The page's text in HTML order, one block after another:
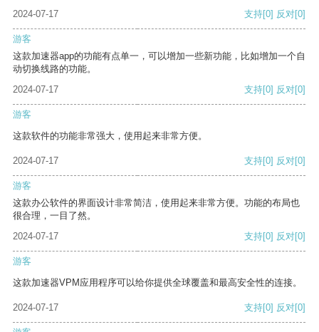
2024-07-17
支持[0] 反对[0]
游客
这款加速器app的功能有点单一，可以增加一些新功能，比如增加一个自
动切换线路的功能。
2024-07-17
支持[0] 反对[0]
游客
这款软件的功能非常强大，使用起来非常方便。
2024-07-17 支持[0] 反对[0]
游客
这款办公软件的界面设计非常简洁，使用起来非常方便。功能的布局也
很合理，一目了然。
2024-07-17
支持[0] 反对[0]
游客
这款加速器VPM应用程序可以给你提供全球覆盖和最高安全性的连接。
2024-07-17 支持[0] 反对[0]